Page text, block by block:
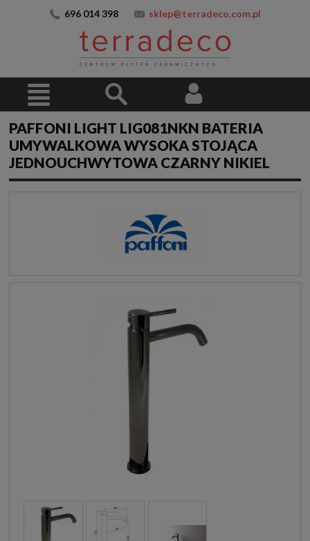
696 014 398 sklep@terradeco.com.pl
PAFFONI LIGHT LIG081NKN BATERIA
UMYWALKOWA WYSOKA STOJĄCA
JEDNOUCHWYTOWA CZARNY NIKIEL